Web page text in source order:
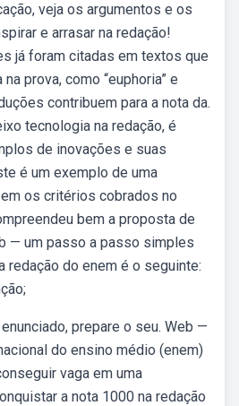
veja os argumentos e os
e arrasar na redação!
já foram citadas em textos que
prova, como “euphoria” e
contribuem para a nota da.
tecnologia na redação, é
de inovações e suas
é um exemplo de uma
os critérios cobrados no
bem a proposta de
— um passo a passo simples
redação do enem é o seguinte:
prepare o seu. Web —
do ensino médio (enem)
vaga em uma
a nota 1000 na redação